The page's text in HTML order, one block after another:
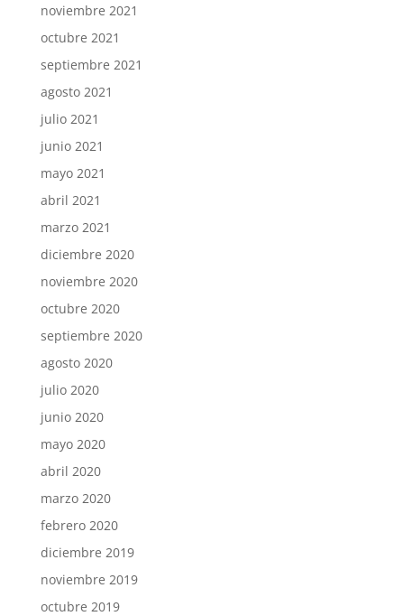
noviembre 2021
octubre 2021
septiembre 2021
agosto 2021
julio 2021
junio 2021
mayo 2021
abril 2021
marzo 2021
diciembre 2020
noviembre 2020
octubre 2020
septiembre 2020
agosto 2020
julio 2020
junio 2020
mayo 2020
abril 2020
marzo 2020
febrero 2020
diciembre 2019
noviembre 2019
octubre 2019